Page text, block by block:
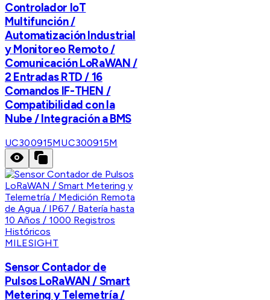
Controlador IoT
Multifunción /
Automatización Industrial
y Monitoreo Remoto /
Comunicación LoRaWAN /
2 Entradas RTD / 16
Comandos IF-THEN /
Compatibilidad con la
Nube / Integración a BMS
UC300915MUC300915M
MILESIGHT
Sensor Contador de
Pulsos LoRaWAN / Smart
Metering y Telemetría /